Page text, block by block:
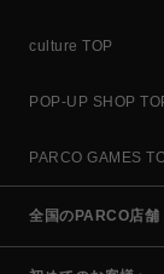
culture TOP
POP-UP SHOP
PARCO GAMES
全国のPARCO店舗